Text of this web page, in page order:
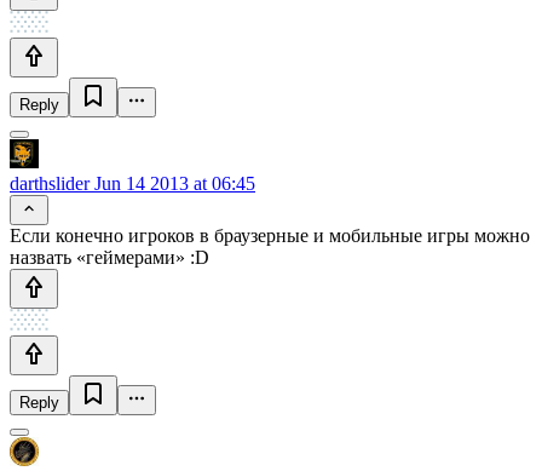
Reply
darthsliderJun 14 2013 at 06:45
Если конечно игроков в браузерные и мобильные игры можно
назвать «геймерами» :D
Reply